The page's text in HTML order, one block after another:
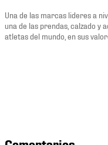
Una de las marcas lideres a
una de las prendas, calzado y
atletas del mundo, en sus